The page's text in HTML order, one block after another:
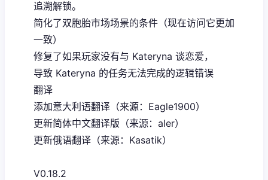
追溯解锁。
简化了双胞胎市场场景的条件（现在访问它更加
一致）
修复了如果玩家没有与 Kateryna 谈恋爱，
导致 Kateryna 的任务无法完成的逻辑错误
翻译
添加意大利语翻译（来源：Eagle1900）
更新简体中文翻译版（来源：aler）
更新俄语翻译（来源：Kasatik）
V0.18.2